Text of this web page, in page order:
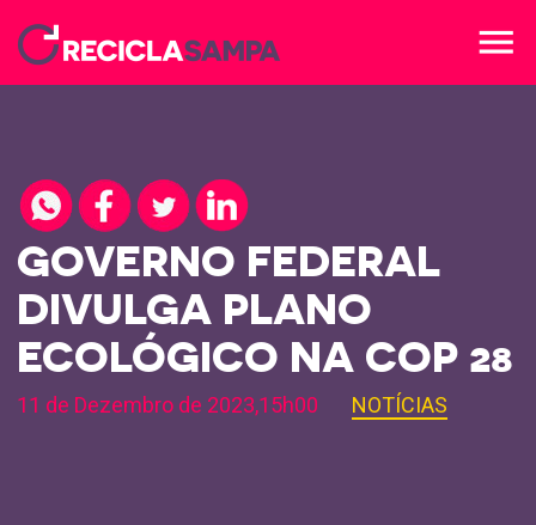
menu
GOVERNO FEDERAL
DIVULGA PLANO
ECOLÓGICO NA COP 28
11 de Dezembro de 2023,15h00 NOTÍCIAS